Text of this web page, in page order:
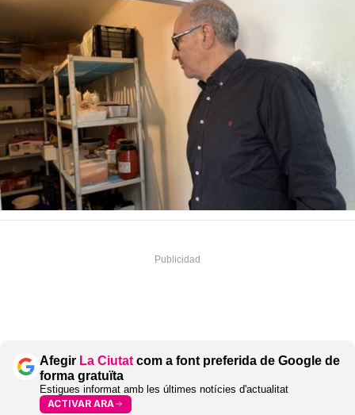
Afegir La Ciutat com a font preferida de Google de
forma gratuïta
Estigues informat amb les últimes notícies d'actualitat
ACTIVAR ARA